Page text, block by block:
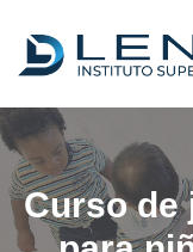
ADMISIONES
QUIÉNES SOMOS
Curso de